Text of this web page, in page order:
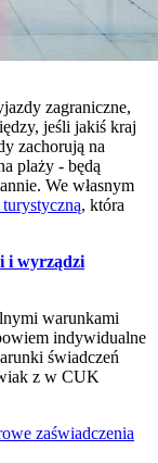
zagraniczne,
jeśli jakiś kraj
zachorują na
plaży - będą
We własnym
, która
i wyrządzi
warunkami
indywidualne
świadczeń
z w CUK
zaświadczenia